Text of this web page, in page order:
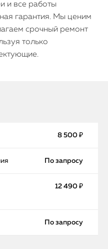
и все работы
гарантия. Мы ценим
срочный ремонт
только
8 500 ₽
По запросу
12 490 ₽
По запросу